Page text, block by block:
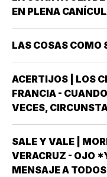
LAS MANOS *Y
EN PLENA
2026 SE UBICARÁ
EN CUANTO A
LAS COSAS COMO
ACERTIJOS | LOS
FRANCIA -
VECES,
COSAS QUE NO
OCURRIDO
REMEMORO ESTA
MEXICANO EN EL
SALE Y VALE |
VERACRUZ - OJO
MENSAJE A